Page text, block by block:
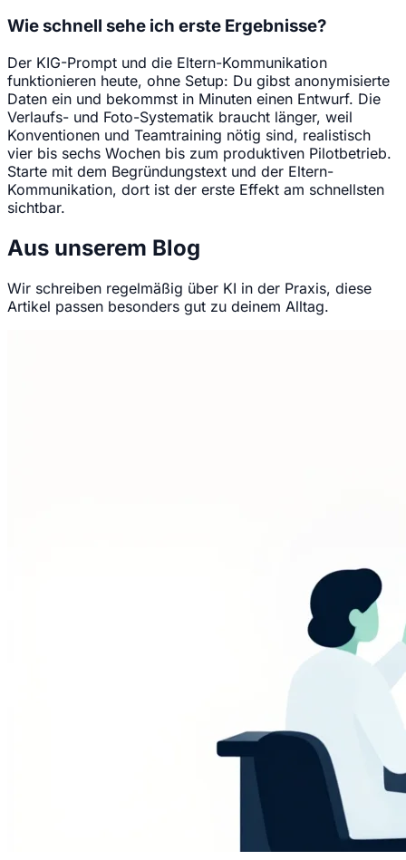
Wie schnell sehe ich erste Ergebnisse?
Der KIG-Prompt und die Eltern-Kommunikation
funktionieren heute, ohne Setup: Du gibst anonymisierte
Daten ein und bekommst in Minuten einen Entwurf. Die
Verlaufs- und Foto-Systematik braucht länger, weil
Konventionen und Teamtraining nötig sind, realistisch
vier bis sechs Wochen bis zum produktiven Pilotbetrieb.
Starte mit dem Begründungstext und der Eltern-
Kommunikation, dort ist der erste Effekt am schnellsten
sichtbar.
Aus unserem Blog
Wir schreiben regelmäßig über KI in der Praxis, diese
Artikel passen besonders gut zu deinem Alltag.